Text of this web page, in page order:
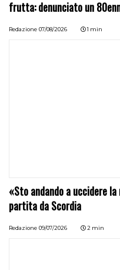
frutta: denunciato un
Redazione 07/08/2026 1 min
«Sto andando a uccidere
partita da Scordia
Redazione 09/07/2026 2 min